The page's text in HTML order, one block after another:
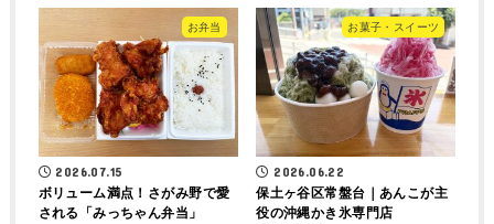
お弁当
2026.07.15
ボリューム満点！さがみ野で愛
される「みっちゃん弁当」
お菓子・スイーツ
2026.06.22
保土ヶ谷区常盤台｜あんこが主
役の沖縄かき氷専門店